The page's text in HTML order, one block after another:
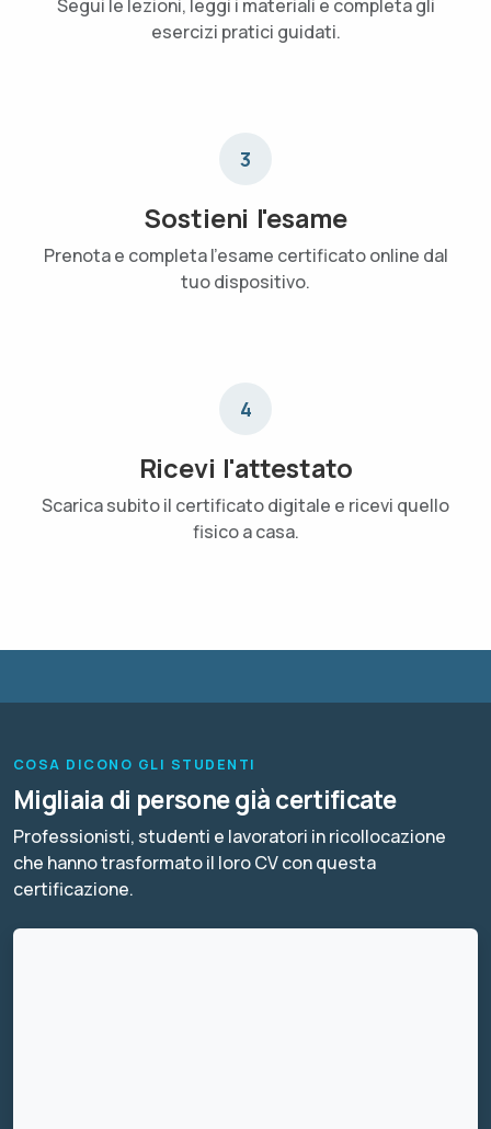
Segui le lezioni, leggi i materiali e completa gli
esercizi pratici guidati.
3
Sostieni l'esame
Prenota e completa l'esame certificato online dal
tuo dispositivo.
4
Ricevi l'attestato
Scarica subito il certificato digitale e ricevi quello
fisico a casa.
COSA DICONO GLI STUDENTI
Migliaia di persone già certificate
Professionisti, studenti e lavoratori in ricollocazione
che hanno trasformato il loro CV con questa
certificazione.